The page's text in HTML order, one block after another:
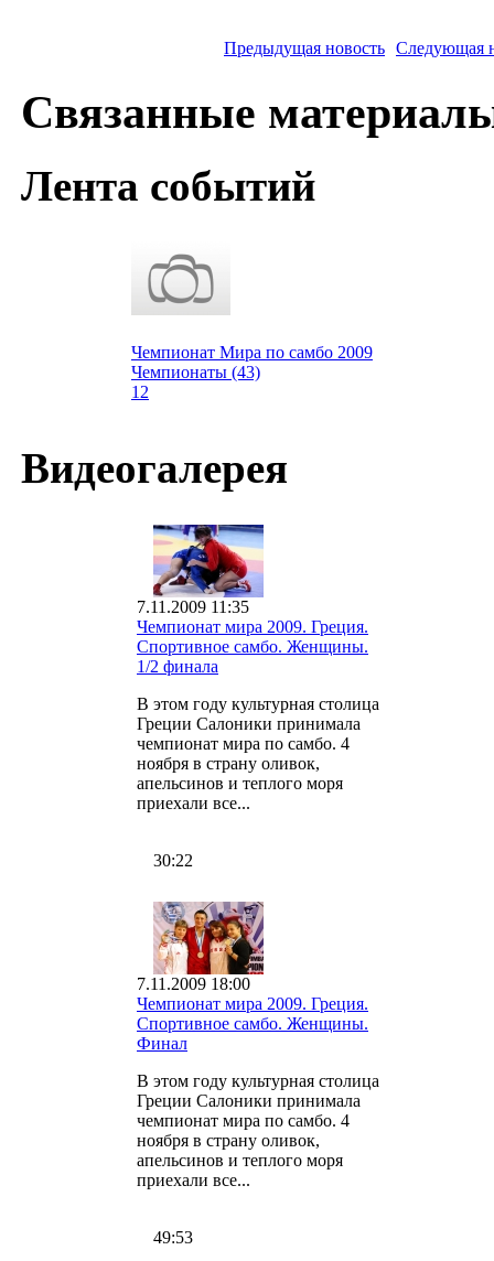
Предыдущая новость Следующая
Связанные
Лента событий
Чемпионат Мира по самбо 2009
Чемпионаты (43)
12
Видеогалерея
7.11.2009 11:35
Чемпионат мира 2009. Греция.
Спортивное самбо. Женщины.
1/2 финала
В этом году культурная столица
Греции Салоники принимала
чемпионат мира по самбо. 4
ноября в страну оливок,
апельсинов и теплого моря
приехали все...
30:22
7.11.2009 18:00
Чемпионат мира 2009. Греция.
Спортивное самбо. Женщины.
Финал
В этом году культурная столица
Греции Салоники принимала
чемпионат мира по самбо. 4
ноября в страну оливок,
апельсинов и теплого моря
приехали все...
49:53